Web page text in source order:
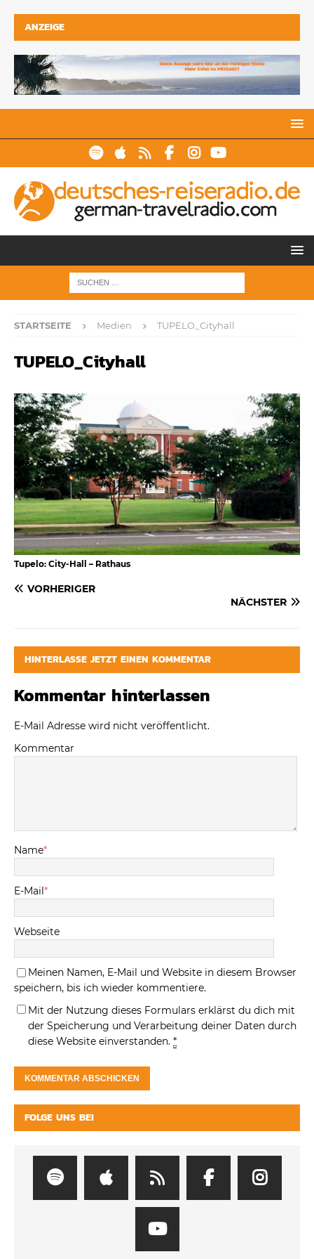
ANZEIGE
STARTSEITE Medien TUPELO_Cityhall
TUPELO_Cityhall
Tupelo: City-Hall – Rathaus
VORHERIGER
NÄCHSTER
HINTERLASSE JETZT EINEN KOMMENTAR
Kommentar hinterlassen
E-Mail Adresse wird nicht veröffentlicht.
Kommentar
Name*
E-Mail*
Webseite
Meinen Namen, E-Mail und Website in diesem Browser
speichern, bis ich wieder kommentiere.
Mit der Nutzung dieses Formulars erklärst du dich mit
der Speicherung und Verarbeitung deiner Daten durch
diese Website einverstanden. *
FOLGE UNS BEI